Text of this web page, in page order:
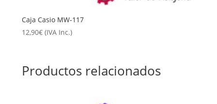
Caja Casio MW-117
12,90€ (IVA Inc.)
Productos relacionados